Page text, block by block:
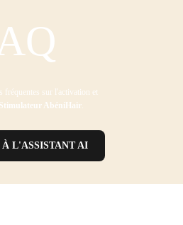
fréquentes sur l'activation et
Stimulateur AbéniHair.
L'ASSISTANT AI